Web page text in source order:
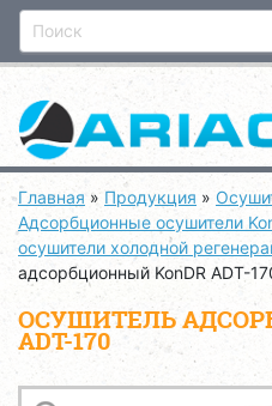
Главная » Продукция »
Адсорбционные осушители
осушители холодной
адсорбционный KonDR ADT-
ОСУШИТЕЛЬ
ADT-170